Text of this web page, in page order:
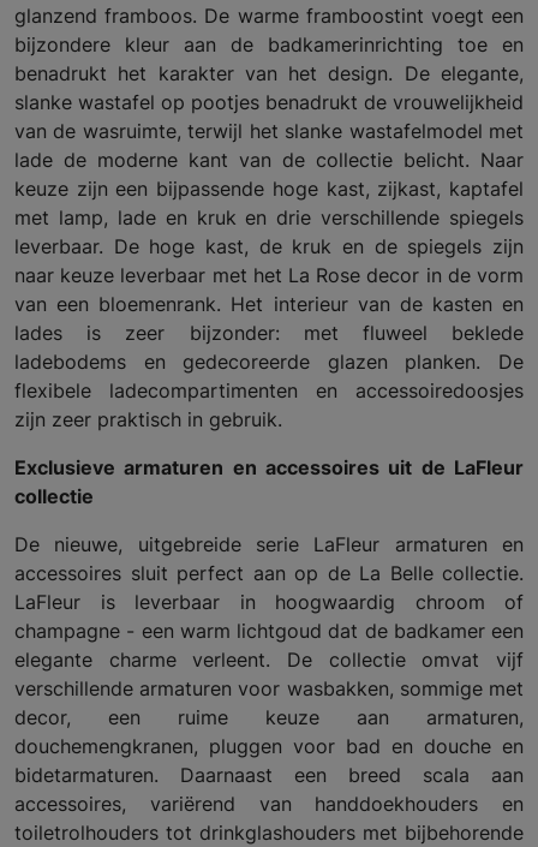
glanzend framboos. De warme framboostint voegt een
bijzondere kleur aan de badkamerinrichting toe en
benadrukt het karakter van het design. De elegante,
slanke wastafel op pootjes benadrukt de vrouwelijkheid
van de wasruimte, terwijl het slanke wastafelmodel met
lade de moderne kant van de collectie belicht. Naar
keuze zijn een bijpassende hoge kast, zijkast, kaptafel
met lamp, lade en kruk en drie verschillende spiegels
leverbaar. De hoge kast, de kruk en de spiegels zijn
naar keuze leverbaar met het La Rose decor in de vorm
van een bloemenrank. Het interieur van de kasten en
lades is zeer bijzonder: met fluweel beklede
ladebodems en gedecoreerde glazen planken. De
flexibele ladecompartimenten en accessoiredoosjes
zijn zeer praktisch in gebruik.
Exclusieve armaturen en accessoires uit de LaFleur
collectie
De nieuwe, uitgebreide serie LaFleur armaturen en
accessoires sluit perfect aan op de La Belle collectie.
LaFleur is leverbaar in hoogwaardig chroom of
champagne - een warm lichtgoud dat de badkamer een
elegante charme verleent. De collectie omvat vijf
verschillende armaturen voor wasbakken, sommige met
decor, een ruime keuze aan armaturen,
douchemengkranen, pluggen voor bad en douche en
bidetarmaturen. Daarnaast een breed scala aan
accessoires, variërend van handdoekhouders en
toiletrolhouders tot drinkglashouders met bijbehorende